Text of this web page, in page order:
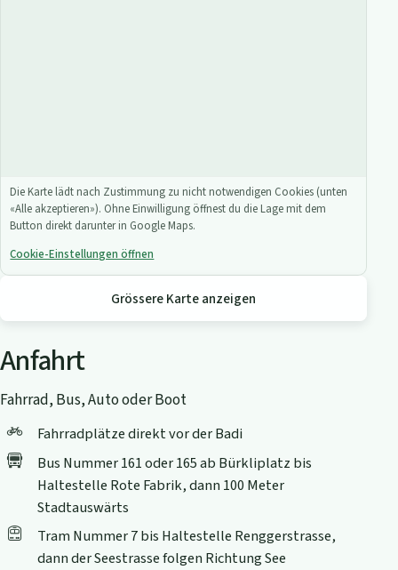
Die Karte lädt nach Zustimmung zu nicht notwendigen Cookies (unten
«Alle akzeptieren»). Ohne Einwilligung öffnest du die Lage mit dem
Button direkt darunter in Google Maps.
Cookie-Einstellungen öffnen
Grössere Karte anzeigen
Anfahrt
Fahrrad, Bus, Auto oder Boot
Fahrradplätze direkt vor der Badi
Bus Nummer 161 oder 165 ab Bürkliplatz bis
Haltestelle Rote Fabrik, dann 100 Meter
Stadtauswärts
Tram Nummer 7 bis Haltestelle Renggerstrasse,
dann der Seestrasse folgen Richtung See